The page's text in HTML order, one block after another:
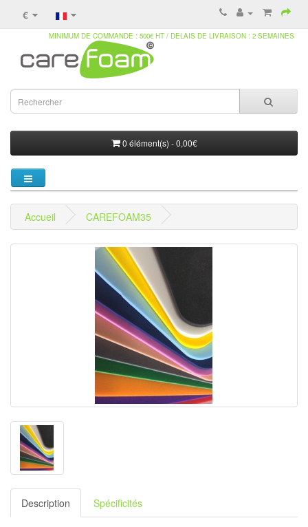
€
MINIMUM DE COMMANDE : 500€ HT / DELAIS DE LIVRAISON : 2 SEMAINES
0 élément(s) - 0,00€
Accueil CAREFOAM35
Description Spécificités